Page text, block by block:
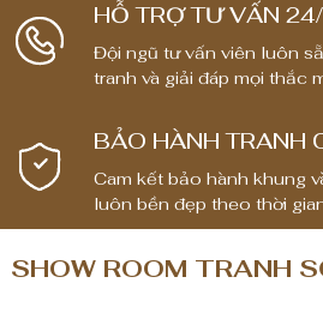
1
,
8
0
,
0
0
0
HỖ TRỢ TƯ VẤN
Đội ngũ tư vấn viên luôn
tranh và giải đáp mọi thắc
BẢO HÀNH TRANH
Cam kết bảo hành khung
luôn bền đẹp theo thời
SHOW ROOM TRANH